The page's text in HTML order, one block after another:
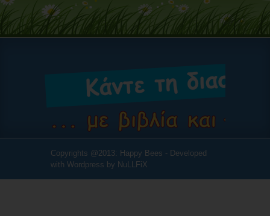
Copyrights @2013: Happy Bees - Developed
with Wordpress by NuLLFiX